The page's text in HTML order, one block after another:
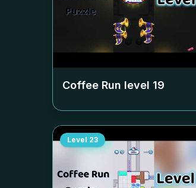
Coffee Run level 19
Level 23